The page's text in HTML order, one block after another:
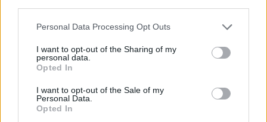
Personal Data Processing Opt Outs
I want to opt-out of the Sharing of my
personal data.
Opted In
I want to opt-out of the Sale of my
Personal Data.
Opted In
«RIENTRO IN UN CLUB IN CUI MI IDENTIFICO PER IMPEGNO, VALORI
E PASSIONE»
Torres, per Demartis è Primavera: «L'obiettivo è
far diventare professionisti i nostri giovani»
24 Giu 26
Prima calciatore della Torres - in tre diverse occasioni, indossando
anche la fascia di capitano e giocando 110 partite condite da 20 gol -
e ora torna nuovamente nel club sassarese ma come tecnico…